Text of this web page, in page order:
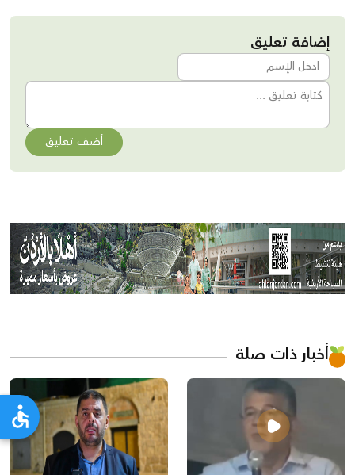
إضافة تعليق
أضف تعليق
أخبار ذات صلة